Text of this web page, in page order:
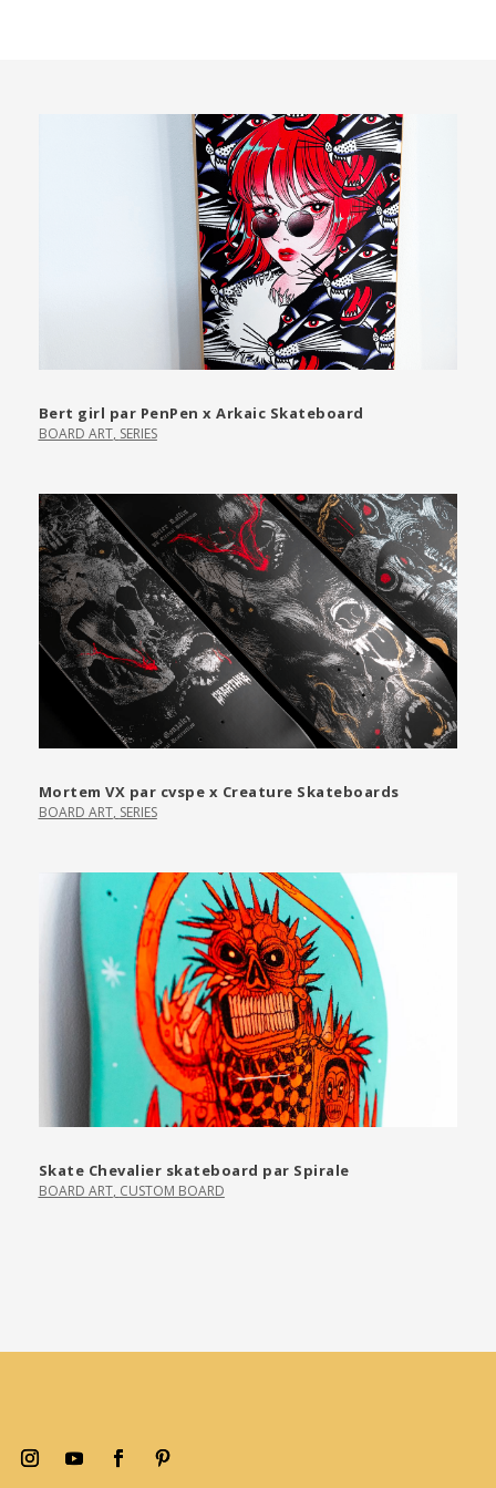
Bert girl par PenPen x Arkaic Skateboard
BOARD ART, SERIES
Mortem VX par cvspe x Creature Skateboards
BOARD ART, SERIES
Skate Chevalier skateboard par Spirale
BOARD ART, CUSTOM BOARD